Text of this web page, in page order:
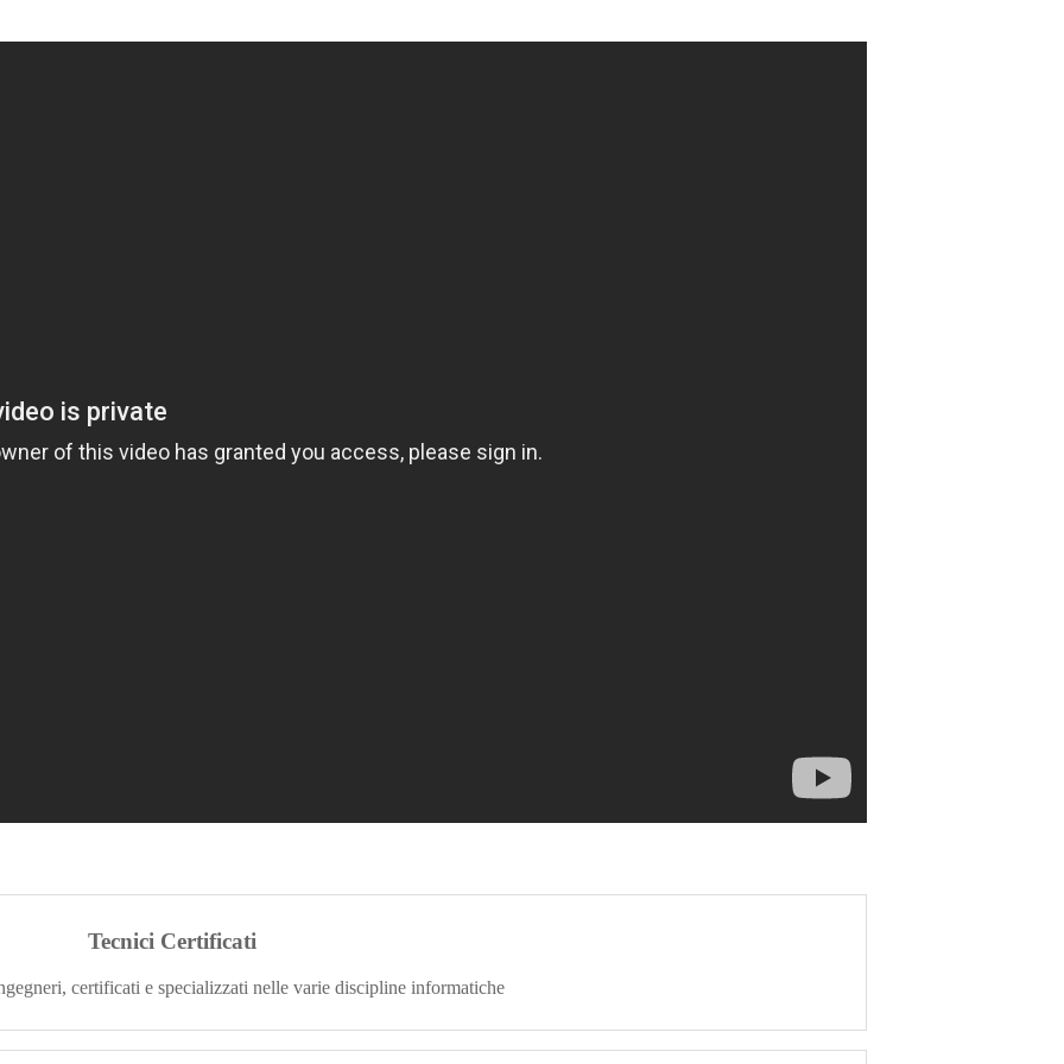
Tecnici Certificati
certificati e specializzati nelle varie discipline informatiche